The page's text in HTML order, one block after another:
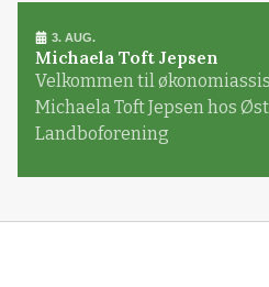
3. AUG.
Michaela Toft Jepsen
Velkommen til
Michaela Toft Jepsen hos
Landboforening